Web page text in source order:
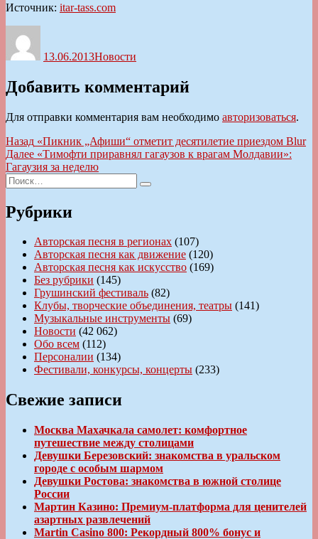
Источник: itar-tass.com
13.06.2013Новости
Добавить комментарий
Для отправки комментария вам необходимо авторизоваться.
Навигация
по
записям
Назад Предыдущая
запись:
«Пикник „Афиши“ отметит десятилетие приездом Blur
Далее Следующая
запись:
«Тимофти приравнял гагаузов к врагам Молдавии»:
Гагаузия за неделю
Искать:
Поиск
Рубрики
Авторская песня в регионах (107)
Авторская песня как движение (120)
Авторская песня как искусство (169)
Без рубрики (145)
Грушинский фестиваль (82)
Клубы, творческие объединения, театры (141)
Музыкальные инструменты (69)
Новости (42 062)
Обо всем (112)
Персоналии (134)
Фестивали, конкурсы, концерты (233)
Свежие записи
Москва Махачкала самолет: комфортное
путешествие между столицами
Девушки Березовский: знакомства в уральском
городе с особым шармом
Девушки Ростова: знакомства в южной столице
России
Мартин Казино: Премиум-платформа для ценителей
азартных развлечений
Martin Casino 800: Рекордный 800% бонус и